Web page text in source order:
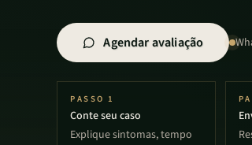
Agendar avaliação
PASSO 1
Conte seu caso
Explique sintomas, tempo